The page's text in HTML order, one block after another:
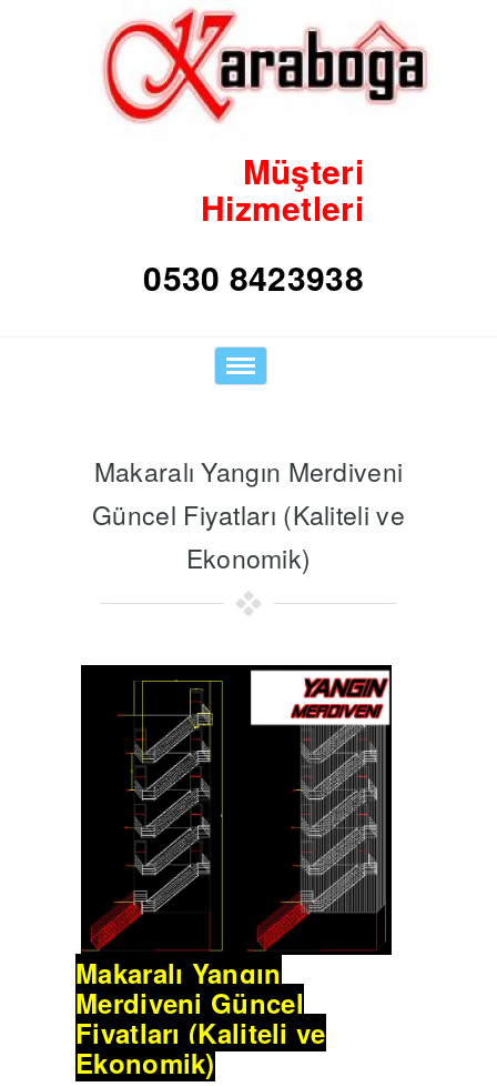
Müşteri
Hizmetleri
0530 8423938
Toggle
navigation
Makaralı Yangın Merdiveni
Güncel Fiyatları (Kaliteli ve
Ekonomik)
Makaralı Yangın
Merdiveni Güncel
Fiyatları (Kaliteli ve
Ekonomik)